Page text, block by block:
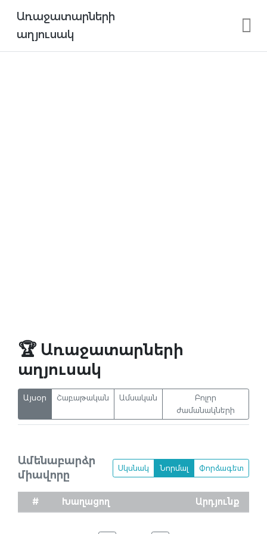
Առաջատարների
աղյուսակ
🏆 Առաջատարների
աղյուսակ
Այսօր Շաբաթական Ամսական
Բոլոր
ժամանակների
Ամենաբարձր
միավորը
Սկսնակ Նորմալ Փորձագետ
# Խաղացող Արդյունք